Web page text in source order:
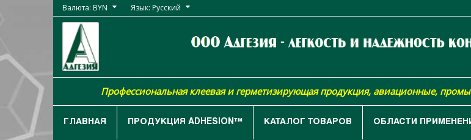
Валюта: BYN Язык: Русский
Профессиональная клеевая и герметизирующая продукция, авиационные,
ГЛАВНАЯ ПРОДУКЦИЯ ADHESION™ КАТАЛОГ ТОВАРОВ ОБЛАСТИ